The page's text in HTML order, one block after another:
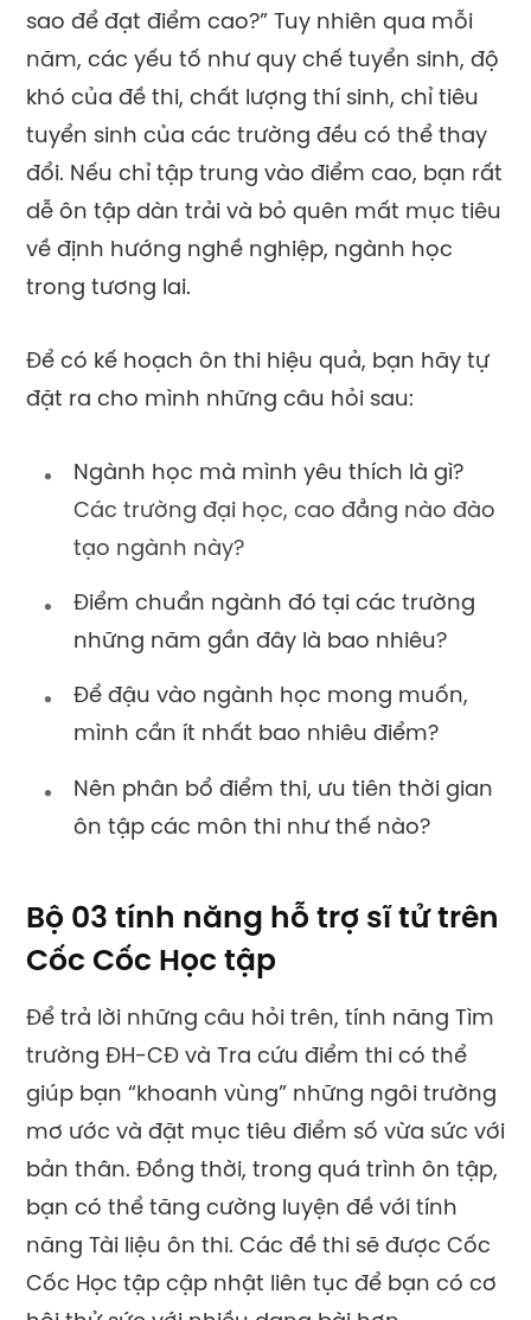
sao để đạt điểm cao?” Tuy nhiên qua mỗi
năm, các yếu tố như quy chế tuyển sinh, độ
khó của đề thi, chất lượng thí sinh, chỉ tiêu
tuyển sinh của các trường đều có thể thay
đổi. Nếu chỉ tập trung vào điểm cao, bạn rất
dễ ôn tập dàn trải và bỏ quên mất mục tiêu
về định hướng nghề nghiệp, ngành học
trong tương lai.
Để có kế hoạch ôn thi hiệu quả, bạn hãy tự
đặt ra cho mình những câu hỏi sau:
Ngành học mà mình yêu thích là gì?
Các trường đại học, cao đẳng nào đào
tạo ngành này?
Điểm chuẩn ngành đó tại các trường
những năm gần đây là bao nhiêu?
Để đậu vào ngành học mong muốn,
mình cần ít nhất bao nhiêu điểm?
Nên phân bổ điểm thi, ưu tiên thời gian
ôn tập các môn thi như thế nào?
Bộ 03 tính năng hỗ trợ sĩ tử trên
Cốc Cốc Học tập
Để trả lời những câu hỏi trên, tính năng Tìm
trường ĐH-CĐ và Tra cứu điểm thi có thể
giúp bạn “khoanh vùng” những ngôi trường
mơ ước và đặt mục tiêu điểm số vừa sức với
bản thân. Đồng thời, trong quá trình ôn tập,
bạn có thể tăng cường luyện đề với tính
năng Tài liệu ôn thi. Các đề thi sẽ được Cốc
Cốc Học tập cập nhật liên tục để bạn có cơ